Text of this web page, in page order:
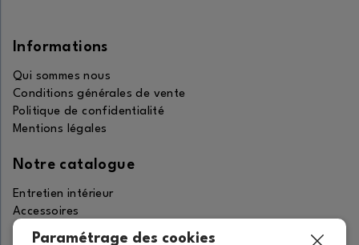
Informations
Qui sommes nous
Conditions générales de vente
Politique de confidentialité
Mentions légales
Notre catalogue
Entretien intérieur
Accessoires
Entretien extérieur
Paramétrage des cookies